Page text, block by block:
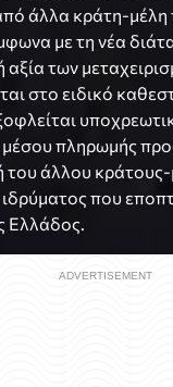
άλλα κράτη-μέλη
με τη νέα
αξία των
στο ειδικό
μέσου πληρωμής
του άλλου
που
Ελλάδος.